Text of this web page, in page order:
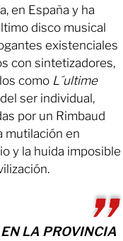
en España y ha
disco musical
existenciales
con sintetizadores,
como L´ultime
ser individual,
por un Rimbaud
mutilación en
y la huida imposible
LA PROVINCIA